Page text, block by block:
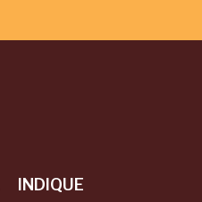
INDIQUE